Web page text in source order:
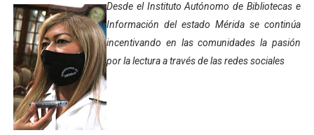
Impulsan plan estratégico de seguridad ciudadana
Mérida impulsa desarrollo económico con taller de
Fomficc consolida alianzas e impulsa la economía
Niños de Estudiantes de Mérida sembraron 110
Desde el Instituto Autónomo de Bibliotecas e
Información del estado Mérida se continúa
incentivando en las comunidades la pasión
por la lectura a través de las redes sociales